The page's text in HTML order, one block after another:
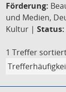
Förderung:
und Medien,
Kultur | Status:
1 Treffer